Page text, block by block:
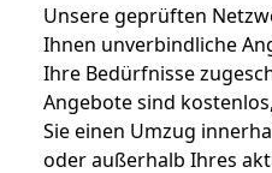
Unsere geprüften
Ihnen unverbindliche
Ihre Bedürfnisse
Angebote sind
Sie einen Umzug
oder außerhalb Ihres